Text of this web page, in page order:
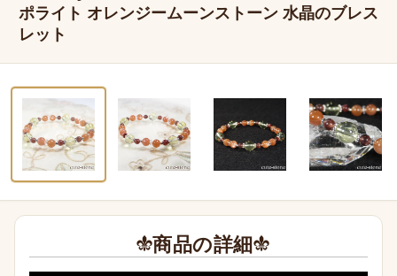
ポライト オレンジームーンストーン 水晶のブレス
レット
‹
1 / 9
動画あり
商品の詳細